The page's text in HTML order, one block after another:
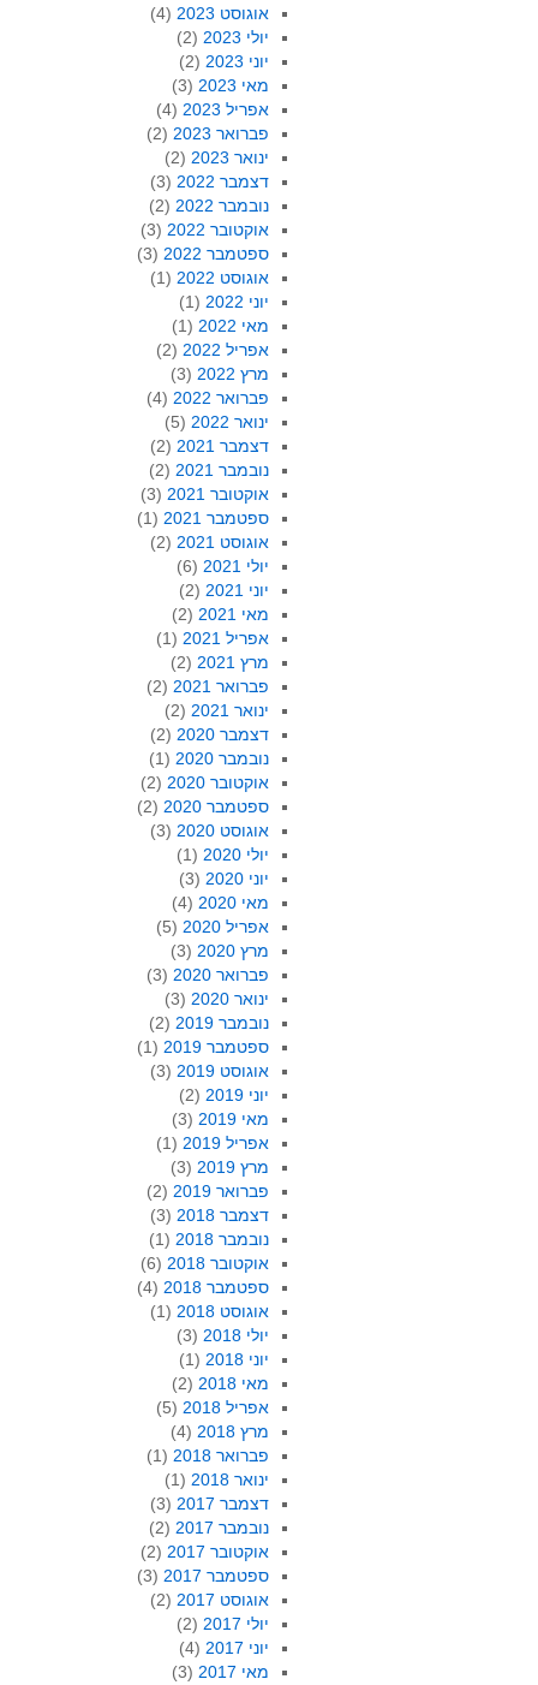
אוגוסט 2023
(4)
יולי 2023
(2)
יוני 2023
(2)
מאי 2023
(3)
אפריל 2023
(4)
פברואר 2023
(2)
ינואר 2023
(2)
דצמבר 2022
(3)
נובמבר 2022
(2)
אוקטובר 2022
(3)
ספטמבר 2022
(3)
אוגוסט 2022
(1)
יוני 2022
(1)
מאי 2022
(1)
אפריל 2022
(2)
מרץ 2022
(3)
פברואר 2022
(4)
ינואר 2022
(5)
דצמבר 2021
(2)
נובמבר 2021
(2)
אוקטובר 2021
(3)
ספטמבר 2021
(1)
אוגוסט 2021
(2)
יולי 2021
(6)
יוני 2021
(2)
מאי 2021
(2)
אפריל 2021
(1)
מרץ 2021
(2)
פברואר 2021
(2)
ינואר 2021
(2)
דצמבר 2020
(2)
נובמבר 2020
(1)
אוקטובר 2020
(2)
ספטמבר 2020
(2)
אוגוסט 2020
(3)
יולי 2020
(1)
יוני 2020
(3)
מאי 2020
(4)
אפריל 2020
(5)
מרץ 2020
(3)
פברואר 2020
(3)
ינואר 2020
(3)
נובמבר 2019
(2)
ספטמבר 2019
(1)
אוגוסט 2019
(3)
יוני 2019
(2)
מאי 2019
(3)
אפריל 2019
(1)
מרץ 2019
(3)
פברואר 2019
(2)
דצמבר 2018
(3)
נובמבר 2018
(1)
אוקטובר 2018
(6)
ספטמבר 2018
(4)
אוגוסט 2018
(1)
יולי 2018
(3)
יוני 2018
(1)
מאי 2018
(2)
אפריל 2018
(5)
מרץ 2018
(4)
פברואר 2018
(1)
ינואר 2018
(1)
דצמבר 2017
(3)
נובמבר 2017
(2)
אוקטובר 2017
(2)
ספטמבר 2017
(3)
אוגוסט 2017
(2)
יולי 2017
(2)
יוני 2017
(4)
מאי 2017
(3)